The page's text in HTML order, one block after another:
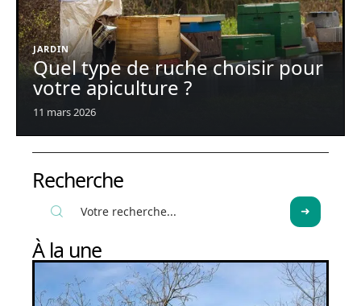
JARDIN
Quel type de ruche choisir pour
votre apiculture ?
11 mars 2026
Recherche
À la une